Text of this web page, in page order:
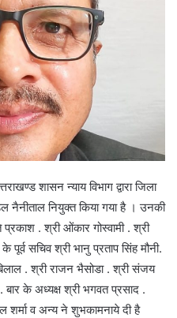
शासन न्याय विभाग द्वारा जिला
नैनीताल नियुक्त किया गया है । उनकी
प्रकाश . श्री ओंकार गोस्वामी . श्री
पूर्व सचिव श्री भानु प्रताप सिंह मौनी.
. श्री राजन भैसोडा . श्री संजय
. बार के अध्यक्ष श्री भगवत प्रसाद .
शर्मा व अन्य ने शुभकामनाये दी है